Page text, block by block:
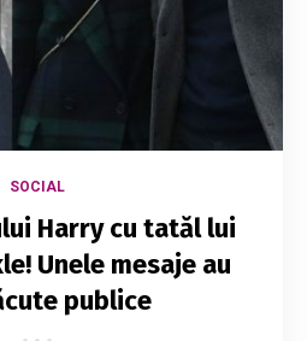
SOCIAL
Harry cu tatăl lui
Unele mesaje au
publice